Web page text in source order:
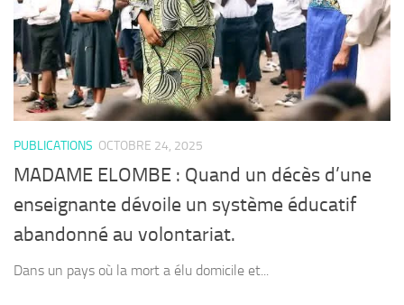
PUBLICATIONS OCTOBRE 24, 2025
MADAME ELOMBE : Quand un décès d’une
enseignante dévoile un système éducatif
abandonné au volontariat.
Dans un pays où la mort a élu domicile et...